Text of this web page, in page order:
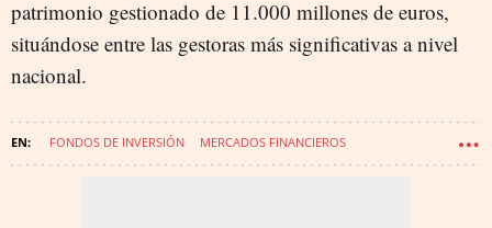
patrimonio gestionado de 11.000 millones de euros,
situándose entre las gestoras más significativas a nivel
nacional.
FONDOS DE INVERSIÓN MERCADOS FINANCIEROS